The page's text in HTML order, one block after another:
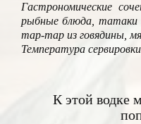
Гастрономические
рыбные блюда, татаки
тар-тар из говядины,
Температура
К этой водке